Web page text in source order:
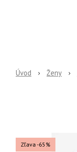
Úvod Ženy
Zľava -65%